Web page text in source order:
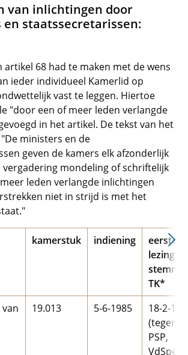
van inlichtingen door
staatssecretarissen:
artikel 68 had te maken met de wens
ieder individueel Kamerlid op
vast te leggen. Hiertoe
"door een of meer leden verlangde
in het artikel. De tekst van het
ministers en de
geven de kamers elk afzonderlijk
vergadering mondeling of schriftelijk
leden verlangde inlichtingen
niet in strijd is met het
kamerstuk indiening
eerste
lezing
TK*
19.013 5-6-1985
18-2-
(tegen
PSP,
VdSpek)